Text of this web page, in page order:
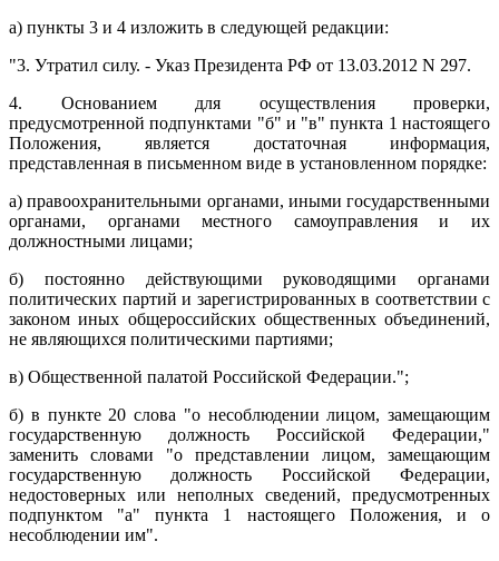
а) пункты 3 и 4 изложить в следующей редакции:
"3. Утратил силу. - Указ Президента РФ от 13.03.2012 N 297.
4. Основанием для осуществления проверки,
предусмотренной подпунктами "б" и "в" пункта 1 настоящего
Положения, является достаточная информация,
представленная в письменном виде в установленном порядке:
а) правоохранительными органами, иными государственными
органами, органами местного самоуправления и их
должностными лицами;
б) постоянно действующими руководящими органами
политических партий и зарегистрированных в соответствии с
законом иных общероссийских общественных объединений,
не являющихся политическими партиями;
в) Общественной палатой Российской Федерации.";
б) в пункте 20 слова "о несоблюдении лицом, замещающим
государственную должность Российской Федерации,"
заменить словами "о представлении лицом, замещающим
государственную должность Российской Федерации,
недостоверных или неполных сведений, предусмотренных
подпунктом "а" пункта 1 настоящего Положения, и о
несоблюдении им".